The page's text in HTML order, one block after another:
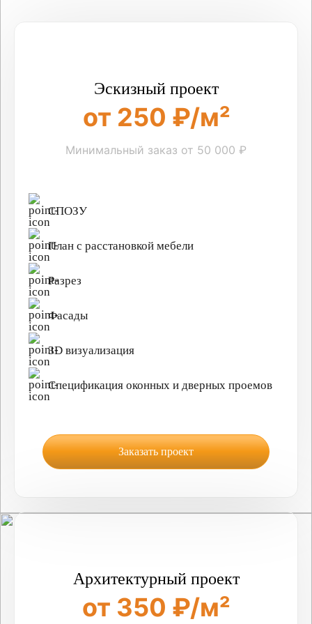
Эскизный проект
от 250 ₽/м²
Минимальный заказ от 50 000 ₽
СПОЗУ
План с расстановкой мебели
Разрез
Фасады
3D визуализация
Спецификация оконных и дверных проемов
Заказать проект
Архитектурный проект
от 350 ₽/м²